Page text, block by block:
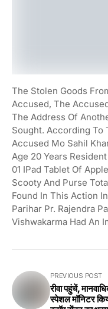
The Stolen Goods
Accused, The
The Address Of
Sought. According To
Accused Mo Sahil
Age 20 Years
01 IPad Tablet Of
Scooty And Purse
Found In This Action
Parihar Pr. Rajendra
Vishwakarma Had An
PREVIOUS POST
रीवा पहुंचें,
स्पेशल मॉनिटर